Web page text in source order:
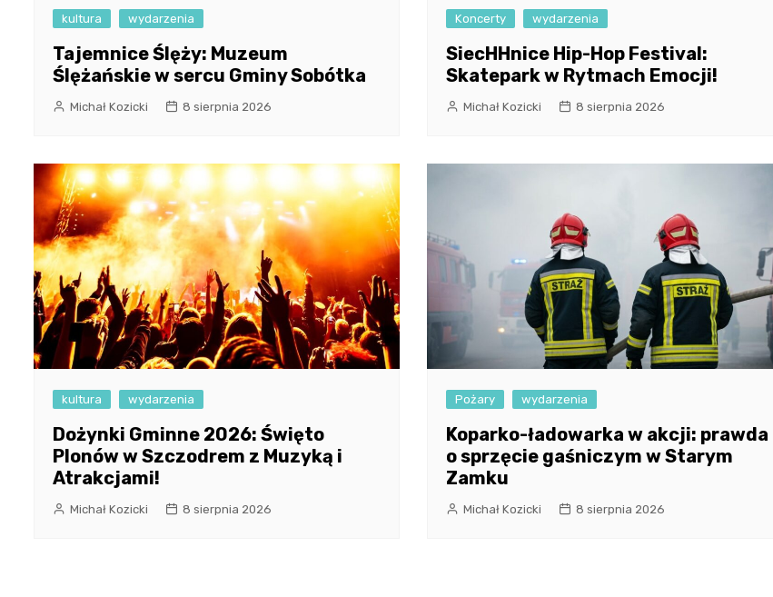
kultura wydarzenia
Tajemnice Ślęży: Muzeum
Ślężańskie w sercu Gminy Sobótka
Michał Kozicki 8 sierpnia 2026
Koncerty wydarzenia
SiecHHnice Hip-Hop Festival:
Skatepark w Rytmach Emocji!
Michał Kozicki 8 sierpnia 2026
kultura wydarzenia
Dożynki Gminne 2026: Święto
Plonów w Szczodrem z Muzyką i
Atrakcjami!
Michał Kozicki 8 sierpnia 2026
Pożary wydarzenia
Koparko-ładowarka w akcji: prawda
o sprzęcie gaśniczym w Starym
Zamku
Michał Kozicki 8 sierpnia 2026